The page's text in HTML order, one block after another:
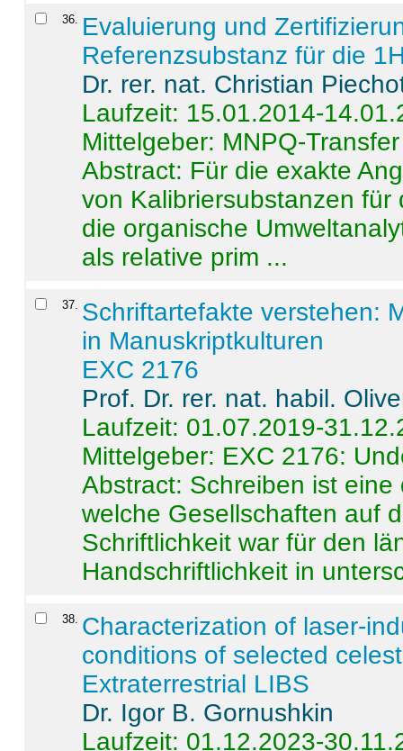
36. Evaluierung und
Referenzsubstanz für die
Dr. rer. nat. Christian
Laufzeit: 15.01.2014-
Mittelgeber: MNPQ-Transfer
Abstract: Für die exakte
von Kalibriersubstanzen
die organische
als relative prim ...
37. Schriftartefakte verstehen:
in Manuskriptkulturen
EXC 2176
Prof. Dr. rer. nat. habil.
Laufzeit: 01.07.2019-
Mittelgeber: EXC 2176:
Abstract: Schreiben ist
welche Gesellschaften auf
Schriftlichkeit war für den
Handschriftlichkeit in
38. Characterization of laser-
conditions of selected
Extraterrestrial LIBS
Dr. Igor B. Gornushkin
Laufzeit: 01.12.2023-